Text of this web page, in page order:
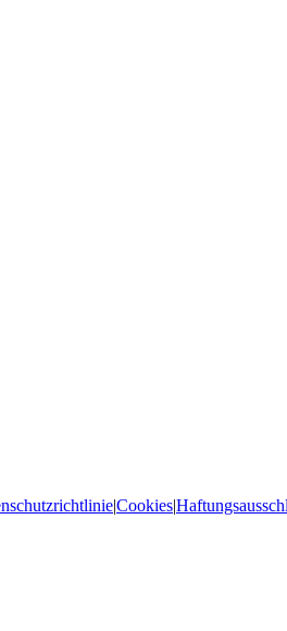
|Cookies|